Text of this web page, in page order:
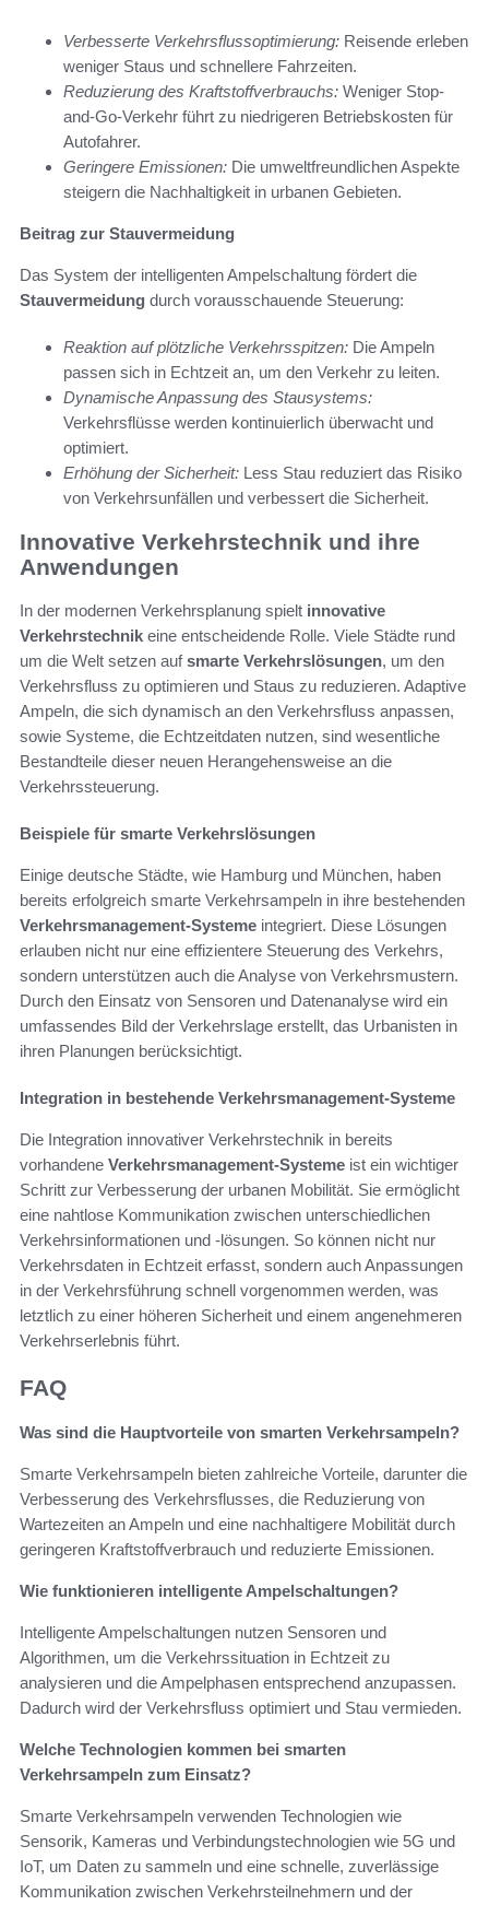
Verbesserte Verkehrsflussoptimierung: Reisende erleben
weniger Staus und schnellere Fahrzeiten.
Reduzierung des Kraftstoffverbrauchs: Weniger Stop-
and-Go-Verkehr führt zu niedrigeren Betriebskosten für
Autofahrer.
Geringere Emissionen: Die umweltfreundlichen Aspekte
steigern die Nachhaltigkeit in urbanen Gebieten.
Beitrag zur Stauvermeidung
Das System der intelligenten Ampelschaltung fördert die
Stauvermeidung durch vorausschauende Steuerung:
Reaktion auf plötzliche Verkehrsspitzen: Die Ampeln
passen sich in Echtzeit an, um den Verkehr zu leiten.
Dynamische Anpassung des Stausystems:
Verkehrsflüsse werden kontinuierlich überwacht und
optimiert.
Erhöhung der Sicherheit: Less Stau reduziert das Risiko
von Verkehrsunfällen und verbessert die Sicherheit.
Innovative Verkehrstechnik und ihre
Anwendungen
In der modernen Verkehrsplanung spielt innovative
Verkehrstechnik eine entscheidende Rolle. Viele Städte rund
um die Welt setzen aufsmarte Verkehrslösungen, um den
Verkehrsfluss zu optimieren und Staus zu reduzieren. Adaptive
Ampeln, die sich dynamisch an den Verkehrsfluss anpassen,
sowie Systeme, die Echtzeitdaten nutzen, sind wesentliche
Bestandteile dieser neuen Herangehensweise an die
Verkehrssteuerung.
Beispiele für smarte Verkehrslösungen
Einige deutsche Städte, wie Hamburg und München, haben
bereits erfolgreich smarte Verkehrsampeln in ihre bestehenden
Verkehrsmanagement-Systeme integriert. Diese Lösungen
erlauben nicht nur eine effizientere Steuerung des Verkehrs,
sondern unterstützen auch die Analyse von Verkehrsmustern.
Durch den Einsatz von Sensoren und Datenanalyse wird ein
umfassendes Bild der Verkehrslage erstellt, das Urbanisten in
ihren Planungen berücksichtigt.
Integration in bestehende Verkehrsmanagement-Systeme
Die Integration innovativer Verkehrstechnik in bereits
vorhandene Verkehrsmanagement-Systeme ist ein wichtiger
Schritt zur Verbesserung der urbanen Mobilität. Sie ermöglicht
eine nahtlose Kommunikation zwischen unterschiedlichen
Verkehrsinformationen und -lösungen. So können nicht nur
Verkehrsdaten in Echtzeit erfasst, sondern auch Anpassungen
in der Verkehrsführung schnell vorgenommen werden, was
letztlich zu einer höheren Sicherheit und einem angenehmeren
Verkehrserlebnis führt.
FAQ
Was sind die Hauptvorteile von smarten Verkehrsampeln?
Smarte Verkehrsampeln bieten zahlreiche Vorteile, darunter die
Verbesserung des Verkehrsflusses, die Reduzierung von
Wartezeiten an Ampeln und eine nachhaltigere Mobilität durch
geringeren Kraftstoffverbrauch und reduzierte Emissionen.
Wie funktionieren intelligente Ampelschaltungen?
Intelligente Ampelschaltungen nutzen Sensoren und
Algorithmen, um die Verkehrssituation in Echtzeit zu
analysieren und die Ampelphasen entsprechend anzupassen.
Dadurch wird der Verkehrsfluss optimiert und Stau vermieden.
Welche Technologien kommen bei smarten
Verkehrsampeln zum Einsatz?
Smarte Verkehrsampeln verwenden Technologien wie
Sensorik, Kameras und Verbindungstechnologien wie 5G und
IoT, um Daten zu sammeln und eine schnelle, zuverlässige
Kommunikation zwischen Verkehrsteilnehmern und der